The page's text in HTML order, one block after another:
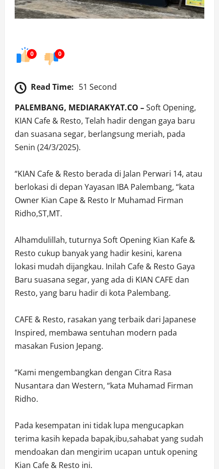
0 0
Read Time: 51 Second
PALEMBANG, MEDIARAKYAT.CO –Soft Opening,
KIAN Cafe & Resto, Telah hadir dengan gaya baru
dan suasana segar, berlangsung meriah, pada
Senin (24/3/2025).
“KIAN Cafe & Resto berada di Jalan Perwari 14, atau
berlokasi di depan Yayasan IBA Palembang, “kata
Owner Kian Cape & Resto Ir Muhamad Firman
Ridho,ST,MT.
Alhamdulillah, tuturnya Soft Opening Kian Kafe &
Resto cukup banyak yang hadir kesini, karena
lokasi mudah dijangkau. Inilah Cafe & Resto Gaya
Baru suasana segar, yang ada di KIAN CAFE dan
Resto, yang baru hadir di kota Palembang.
CAFE & Resto, rasakan yang terbaik dari Japanese
Inspired, membawa sentuhan modern pada
masakan Fusion Jepang.
“Kami mengembangkan dengan Citra Rasa
Nusantara dan Western, “kata Muhamad Firman
Ridho.
Pada kesempatan ini tidak lupa mengucapkan
terima kasih kepada bapak,ibu,sahabat yang sudah
mendoakan dan mengirim ucapan untuk opening
Kian Cafe & Resto ini.